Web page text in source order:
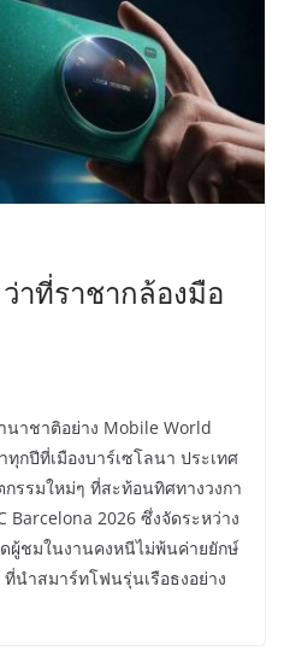
าที่ราชากล้องมือ
าชาติอย่าง Mobile World
กปีที่เมืองบาร์เซโลนา ประเทศ
รรมใหม่ๆ ที่สะท้อนทิศทางวงกา
2026 ซึ่งจัดระหว่าง
ชมในงานคงหนีไม่พ้นค่ายยักษ์
ที่นำสมาร์ทโฟนรุ่นเรือธงอย่าง